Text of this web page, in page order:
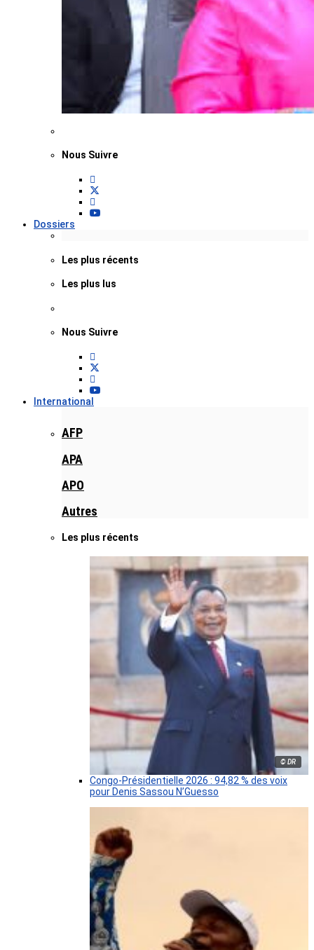
Nous Suivre
Dossiers
Les plus récents
Les plus lus
Nous Suivre
International
AFP
APA
APO
Autres
Les plus récents
© DR
Congo-Présidentielle 2026 : 94,82 % des voix
pour Denis Sassou N’Guesso